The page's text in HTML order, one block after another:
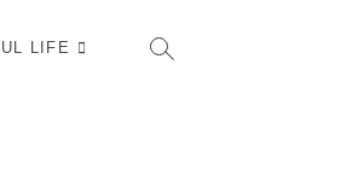
LIFE